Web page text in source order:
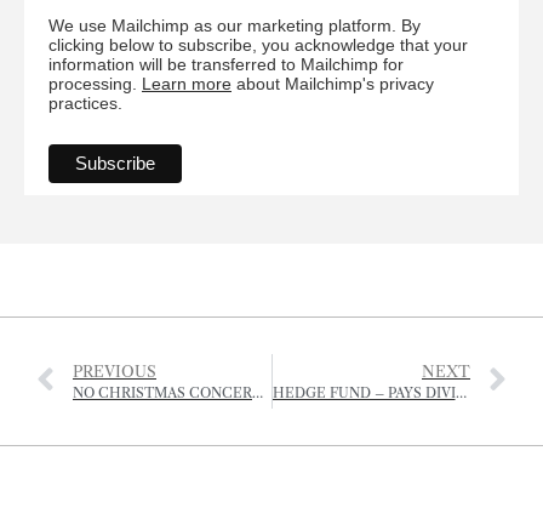
We use Mailchimp as our marketing platform. By
clicking below to subscribe, you acknowledge that your
information will be transferred to Mailchimp for
processing. Learn more about Mailchimp's privacy
practices.
PREVIOUS
NO CHRISTMAS CONCERT FROM THE JSO
NEXT
HEDGE FUND – PAYS DIVIDENDS